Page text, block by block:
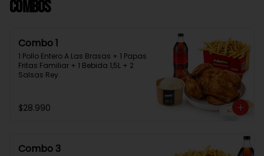
Combos
Combo 1
1 Pollo Entero A Las Brasas + 1 Papas
Fritas Familiar + 1 Bebida 1,5L + 2
Salsas Rey.
$28.990
Combo 3